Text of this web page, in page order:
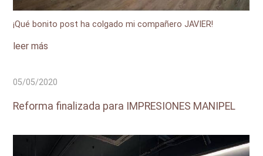
¡Qué bonito post ha colgado mi compañero JAVIER!
leer más
05/05/2020
Reforma finalizada para IMPRESIONES MANIPEL